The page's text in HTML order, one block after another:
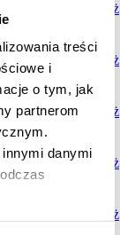
treści
i
o tym, jak
partnerom
danymi
Pokaż
338
205,00
zł
Pokaż
373
170,00
Pokaż
650
976,00
zł
Pokaż
Pokaż